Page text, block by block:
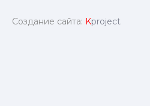
Создание сайта: Kproject